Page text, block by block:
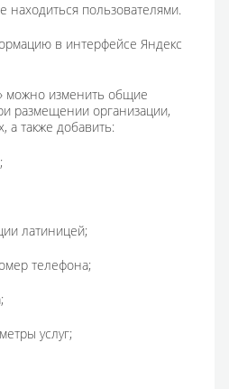
находиться пользователями.
в интерфейсе Яндекс
можно изменить общие
размещении организации,
а также добавить:
латиницей;
телефона;
услуг;